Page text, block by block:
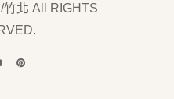
北 All RIGHTS